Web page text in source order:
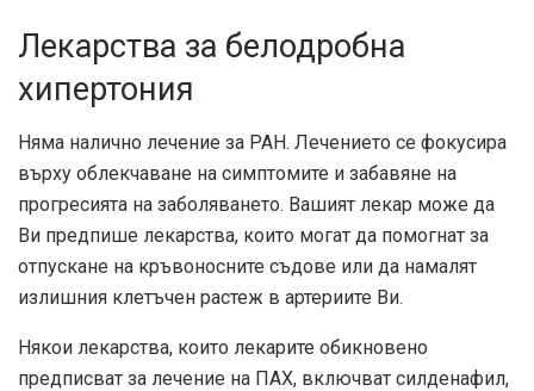
Лекарства за белодробна
хипертония
Няма налично лечение за PAH. Лечението се фокусира
върху облекчаване на симптомите и забавяне на
прогресията на заболяването. Вашият лекар може да
Ви предпише лекарства, които могат да помогнат за
отпускане на кръвоносните съдове или да намалят
излишния клетъчен растеж в артериите Ви.
Някои лекарства, които лекарите обикновено
предписват за лечение на ПАХ, включват силденафил,